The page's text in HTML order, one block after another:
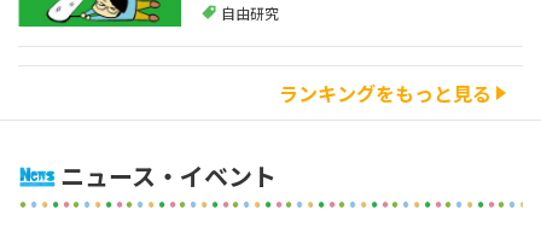
自由研究
ランキングをもっと見る
ニュース・イベント